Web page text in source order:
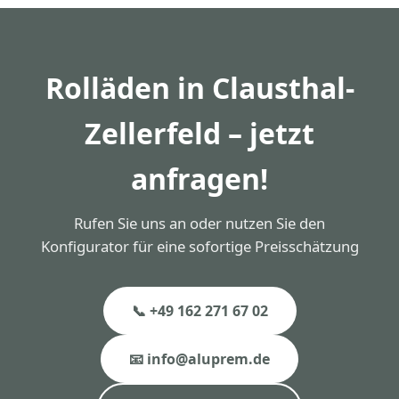
Umfang 1–2 Tage ein. Wir kommen direkt zu Ihnen
Rolläden in Clausthal-
Zellerfeld – jetzt
anfragen!
Rufen Sie uns an oder nutzen Sie den
Konfigurator für eine sofortige Preisschätzung
📞 +49 162 271 67 02
📧 info@aluprem.de